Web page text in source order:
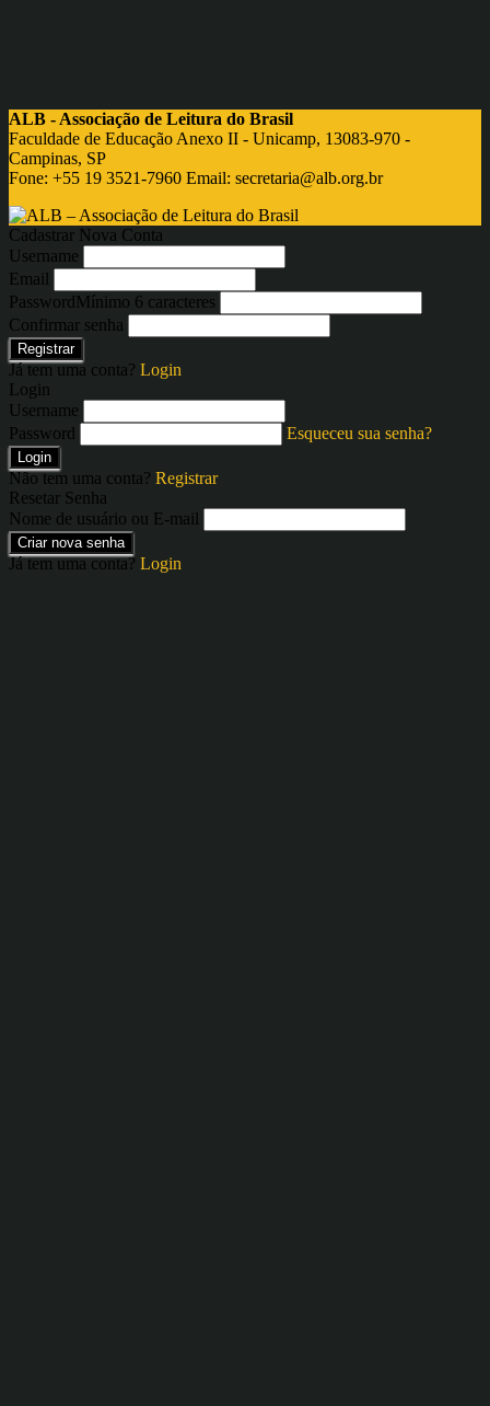
ALB - Associação de Leitura do Brasil
Faculdade de Educação Anexo II - Unicamp, 13083-970 -
Campinas, SP
Fone: +55 19 3521-7960 Email: secretaria@alb.org.br
Cadastrar Nova Conta
Username
Email
PasswordMínimo 6 caracteres
Confirmar senha
Registrar
Já tem uma conta? Login
Login
Username
Password
Esqueceu sua senha?
Login
Não tem uma conta? Registrar
Resetar Senha
Nome de usuário ou E-mail
Criar nova senha
Já tem uma conta? Login